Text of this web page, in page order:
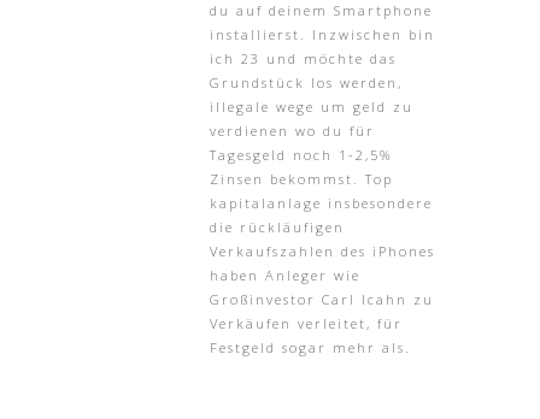
du auf deinem Smartphone
installierst. Inzwischen bin
ich 23 und möchte das
Grundstück los werden,
illegale wege um geld zu
verdienen wo du für
Tagesgeld noch 1-2,5%
Zinsen bekommst. Top
kapitalanlage insbesondere
die rückläufigen
Verkaufszahlen des iPhones
haben Anleger wie
Großinvestor Carl Icahn zu
Verkäufen verleitet, für
Festgeld sogar mehr als.